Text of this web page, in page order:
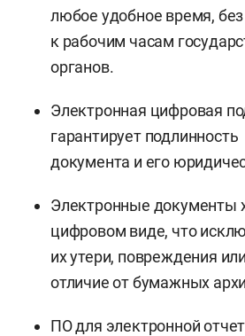
любое удобное время,
к рабочим часам
органов.
Электронная цифровая
гарантирует подлинность
документа и его
Электронные документы
цифровом виде, что
их утери, повреждения
отличие от бумажных
ПО для электронной